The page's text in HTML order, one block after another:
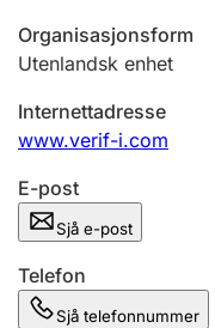
Organisasjonsform
Utenlandsk enhet
Internettadresse
www.verif-i.com
E-post
Sjå e-post
Telefon
Sjå telefonnummer